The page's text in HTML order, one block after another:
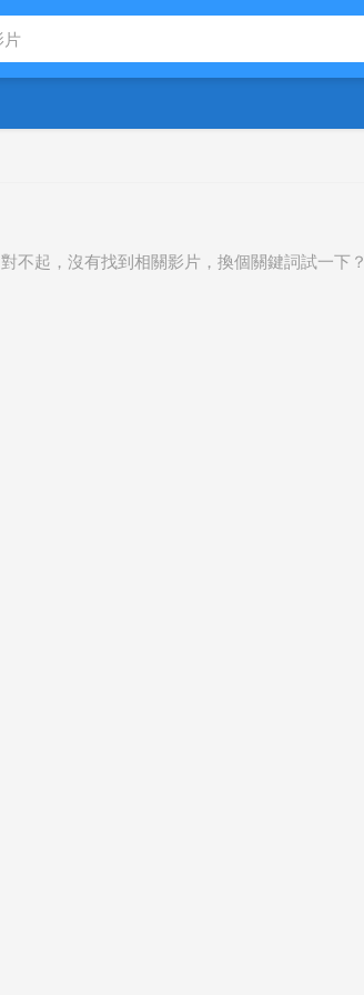
對不起，沒有找到相關影片，換個關鍵詞試一下？